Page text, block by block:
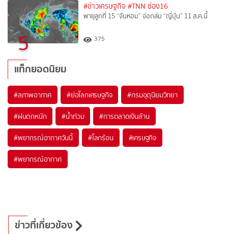
5
#ข่าวเศรษฐกิจ #TNN ช่อง16
พายุลูกที่ 15 “จันหอม” จ่อถล่ม “ญี่ปุ่น” 11 ส.ค.นี้
375
แท็กยอดนิยม
#สภาพอากาศ #ย่อโลกเศรษฐกิจ #กรมอุตุนิยมวิทยา
#ฝนตกหนัก #น้ำท่วม #การตลาดเงินล้าน
#พยากรณ์อากาศวันนี้ #โลกร้อน #เศรษฐกิจ
#พยากรณ์อากาศ
ข่าวที่เกี่ยวข้อง